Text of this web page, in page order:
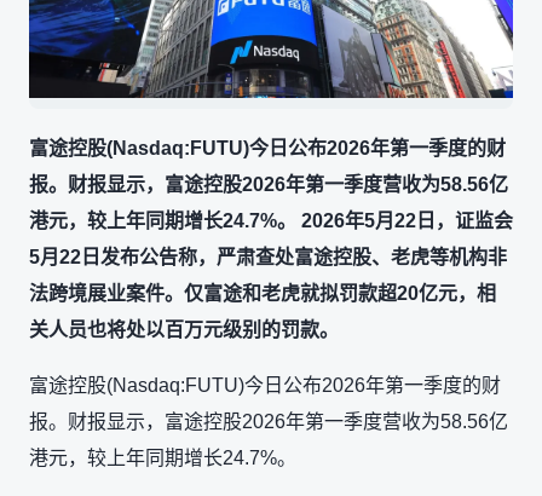
富途控股(Nasdaq:FUTU)今日公布2026年第一季度的财
报。财报显示，富途控股2026年第一季度营收为58.56亿
港元，较上年同期增长24.7%。 2026年5月22日，证监会
5月22日发布公告称，严肃查处富途控股、老虎等机构非
法跨境展业案件。仅富途和老虎就拟罚款超20亿元，相
关人员也将处以百万元级别的罚款。
富途控股(Nasdaq:FUTU)今日公布2026年第一季度的财
报。财报显示，富途控股2026年第一季度营收为58.56亿
港元，较上年同期增长24.7%。